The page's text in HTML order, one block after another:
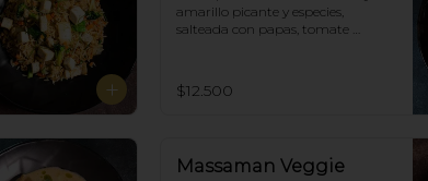
amarillo picante y especies,
salteada con papas, tomate
$12.500
Massaman Veggie